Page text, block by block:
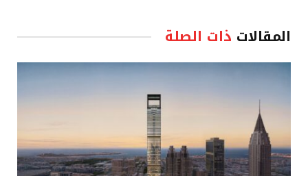
المقالات ذات الصلة